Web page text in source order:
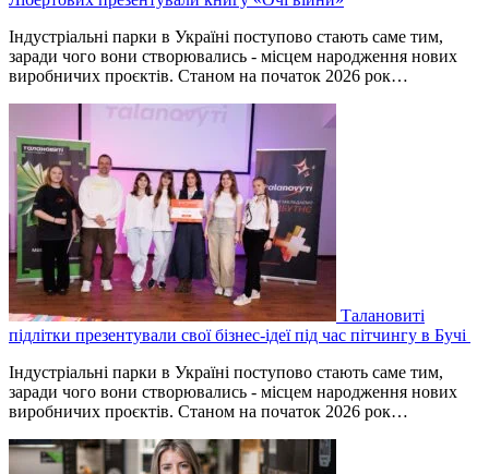
Індустріальні парки в Україні поступово стають саме тим,
заради чого вони створювались - місцем народження нових
виробничих проєктів. Станом на початок 2026 рок…
Талановиті
підлітки презентували свої бізнес-ідеї під час пітчингу в Бучі
Індустріальні парки в Україні поступово стають саме тим,
заради чого вони створювались - місцем народження нових
виробничих проєктів. Станом на початок 2026 рок…